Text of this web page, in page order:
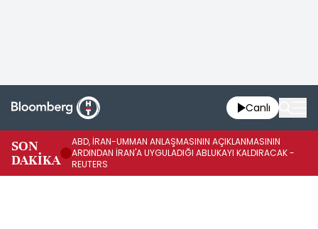
Canlı
SON
DAKİKA
ABD, İRAN-UMMAN ANLAŞMASININ AÇIKLANMASININ
ARDINDAN İRAN'A UYGULADIĞI ABLUKAYI KALDIRACAK -
REUTERS